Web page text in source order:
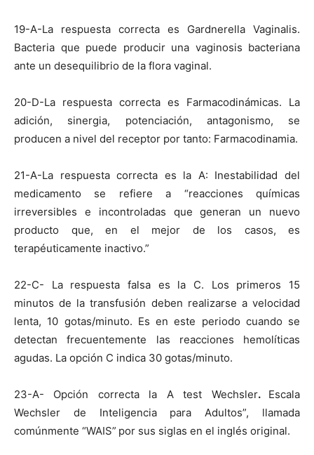
19-A-La respuesta correcta es Gardnerella Vaginalis.
Bacteria que puede producir una vaginosis bacteriana
ante un desequilibrio de la flora vaginal.
20-D-La respuesta correcta es Farmacodinámicas. La
adición, sinergia, potenciación, antagonismo, se
producen a nivel del receptor por tanto: Farmacodinamia.
21-A-La respuesta correcta es la A: Inestabilidad del
medicamento se refiere a “reacciones químicas
irreversibles e incontroladas que generan un nuevo
producto que, en el mejor de los casos, es
terapéuticamente inactivo.”
22-C- La respuesta falsa es la C. Los primeros 15
minutos de la transfusión deben realizarse a velocidad
lenta, 10 gotas/minuto. Es en este periodo cuando se
detectan frecuentemente las reacciones hemolíticas
agudas. La opción C indica 30 gotas/minuto.
23-A- Opción correcta la A test Wechsler. Escala
Wechsler de Inteligencia para Adultos”, llamada
comúnmente “WAIS” por sus siglas en el inglés original.